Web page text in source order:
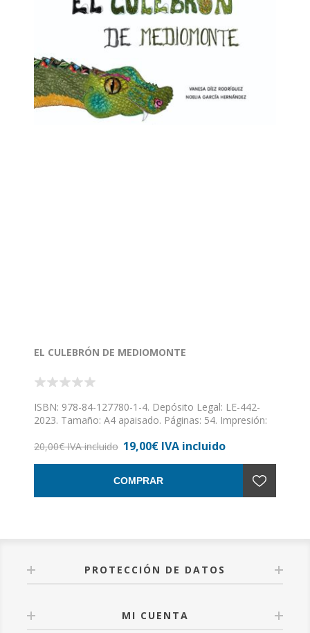
EL CULEBRÓN DE MEDIOMONTE
ISBN: 978-84-127780-1-4. Depósito Legal: LE-442-
2023. Tamaño: A4 apaisado. Páginas: 54. Impresión:
acompaña un encarte. // ¡¡CUIDADO!! ¡¡NI SE TE
este, ¡qué va! ¡Al contrario! Este es un libro que va a
lanzarte u desafío que nadie, ¡nadie, eh!, ha logrado
superar hasta hoy. ¿Cómo dices? ¿Qué te atreves a
20,00€ IVA incluido 19,00€ IVA incluido
COMPRAR
PROTECCIÓN DE DATOS
MI CUENTA